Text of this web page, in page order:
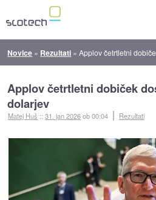
Novice » Rezultati »Applov četrtletni
Applov četrtletni dobiček
dolarjev
Matej Huš ::31. jan 2026ob 00:04 Rezultati